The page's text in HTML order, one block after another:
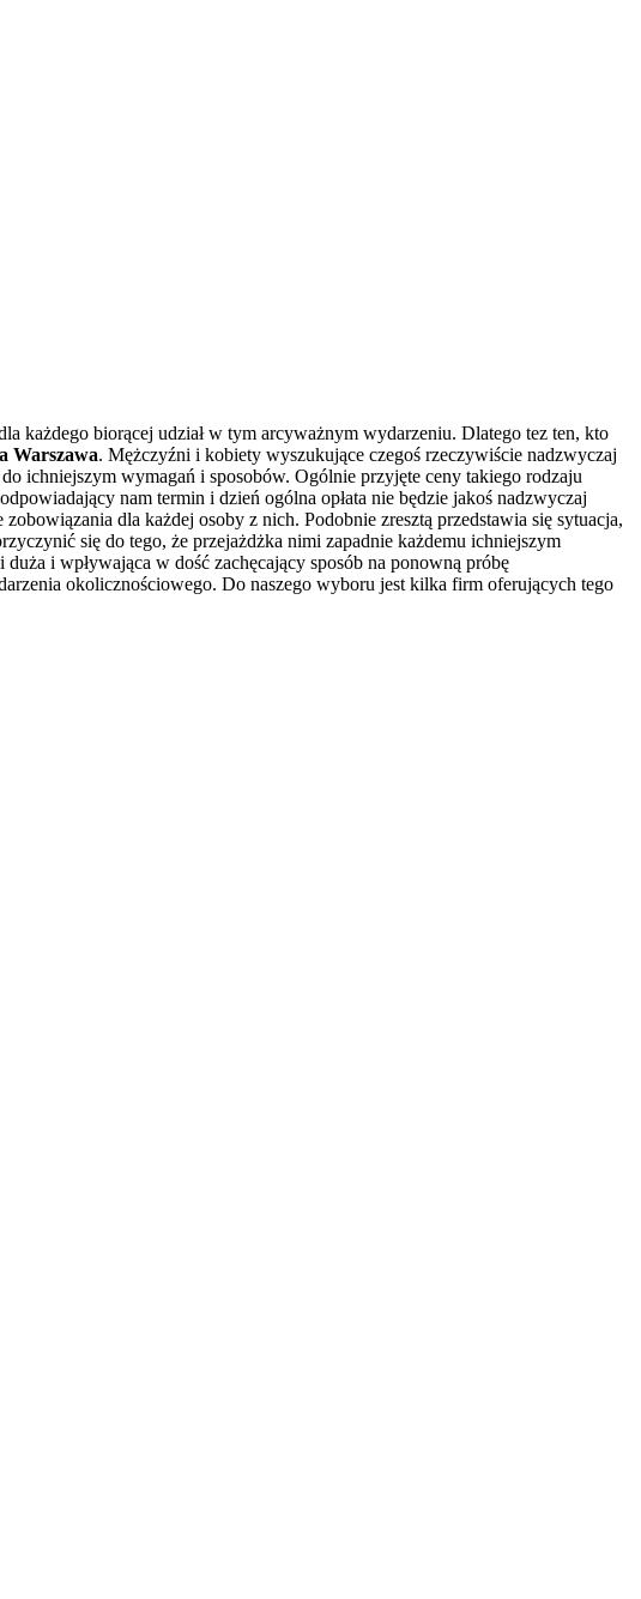
każdego biorącej udział w tym arcyważnym wydarzeniu. Dlatego tez ten, kto
Warszawa. Mężczyźni i kobiety wyszukujące czegoś rzeczywiście nadzwyczaj
ichniejszym wymagań i sposobów. Ogólnie przyjęte ceny takiego rodzaju
nam termin i dzień ogólna opłata nie będzie jakoś nadzwyczaj
dla każdej osoby z nich. Podobnie zresztą przedstawia się sytuacja,
się do tego, że przejażdżka nimi zapadnie każdemu ichniejszym
i wpływająca w dość zachęcający sposób na ponowną próbę
okolicznościowego. Do naszego wyboru jest kilka firm oferujących tego